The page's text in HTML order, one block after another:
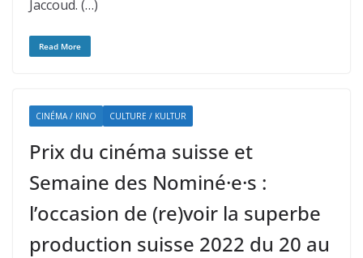
Jaccoud. (…)
Read More
CINÉMA / KINO CULTURE / KULTUR
Prix du cinéma suisse et
Semaine des Nominé·e·s :
l’occasion de (re)voir la superbe
production suisse 2022 du 20 au